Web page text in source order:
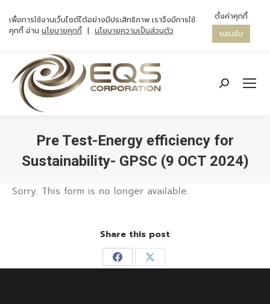
Search:
Pre Test-Energy efficiency for
Sustainability- GPSC (9 OCT 2024)
Sorry. This form is no longer available.
Share this post
Share Share
เพื่อการใช้งานเว็บไซต์ได้อย่างมีประสิทธิภาพ เราจึงมีการใช้
คุกกี้ อ่าน นโยบายคุกกี้ | นโยบายความเป็นส่วนตัว
ตั้งค่าคุกกี้
ยอมรับ